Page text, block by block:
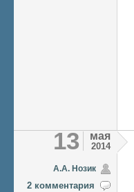
13 мая
2014
А.А. Нозик
2 комментария